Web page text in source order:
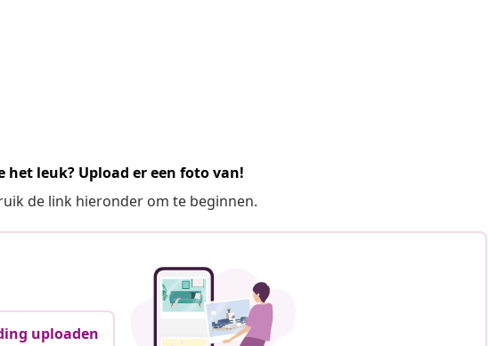
het leuk? Upload er een foto van!
de link hieronder om te beginnen.
uploaden